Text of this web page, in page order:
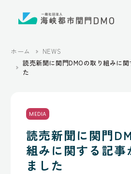
ホーム
NEWS
読売新聞に関門DMOの取り組みに
た
MEDIA
読売新聞に関門
組みに関する記事
ました